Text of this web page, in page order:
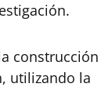
construcción
utilizando la